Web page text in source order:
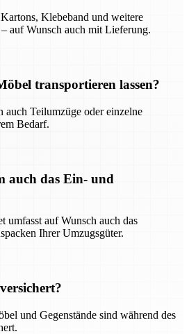
Klebeband und weitere
auf Wunsch auch mit Lieferung.
transportieren lassen?
Teilumzüge oder einzelne
Bedarf.
auch das Ein- und
umfasst auf Wunsch auch das
Ihrer Umzugsgüter.
und Gegenstände sind während des